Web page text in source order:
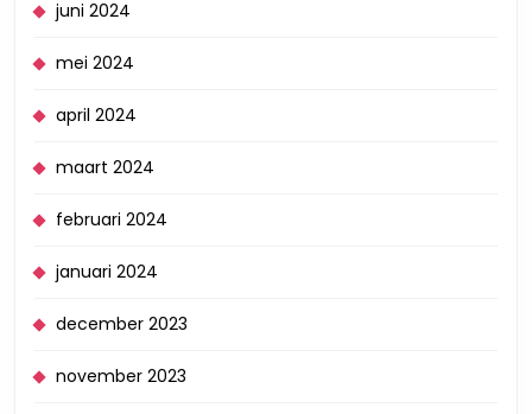
juni 2024
mei 2024
april 2024
maart 2024
februari 2024
januari 2024
december 2023
november 2023